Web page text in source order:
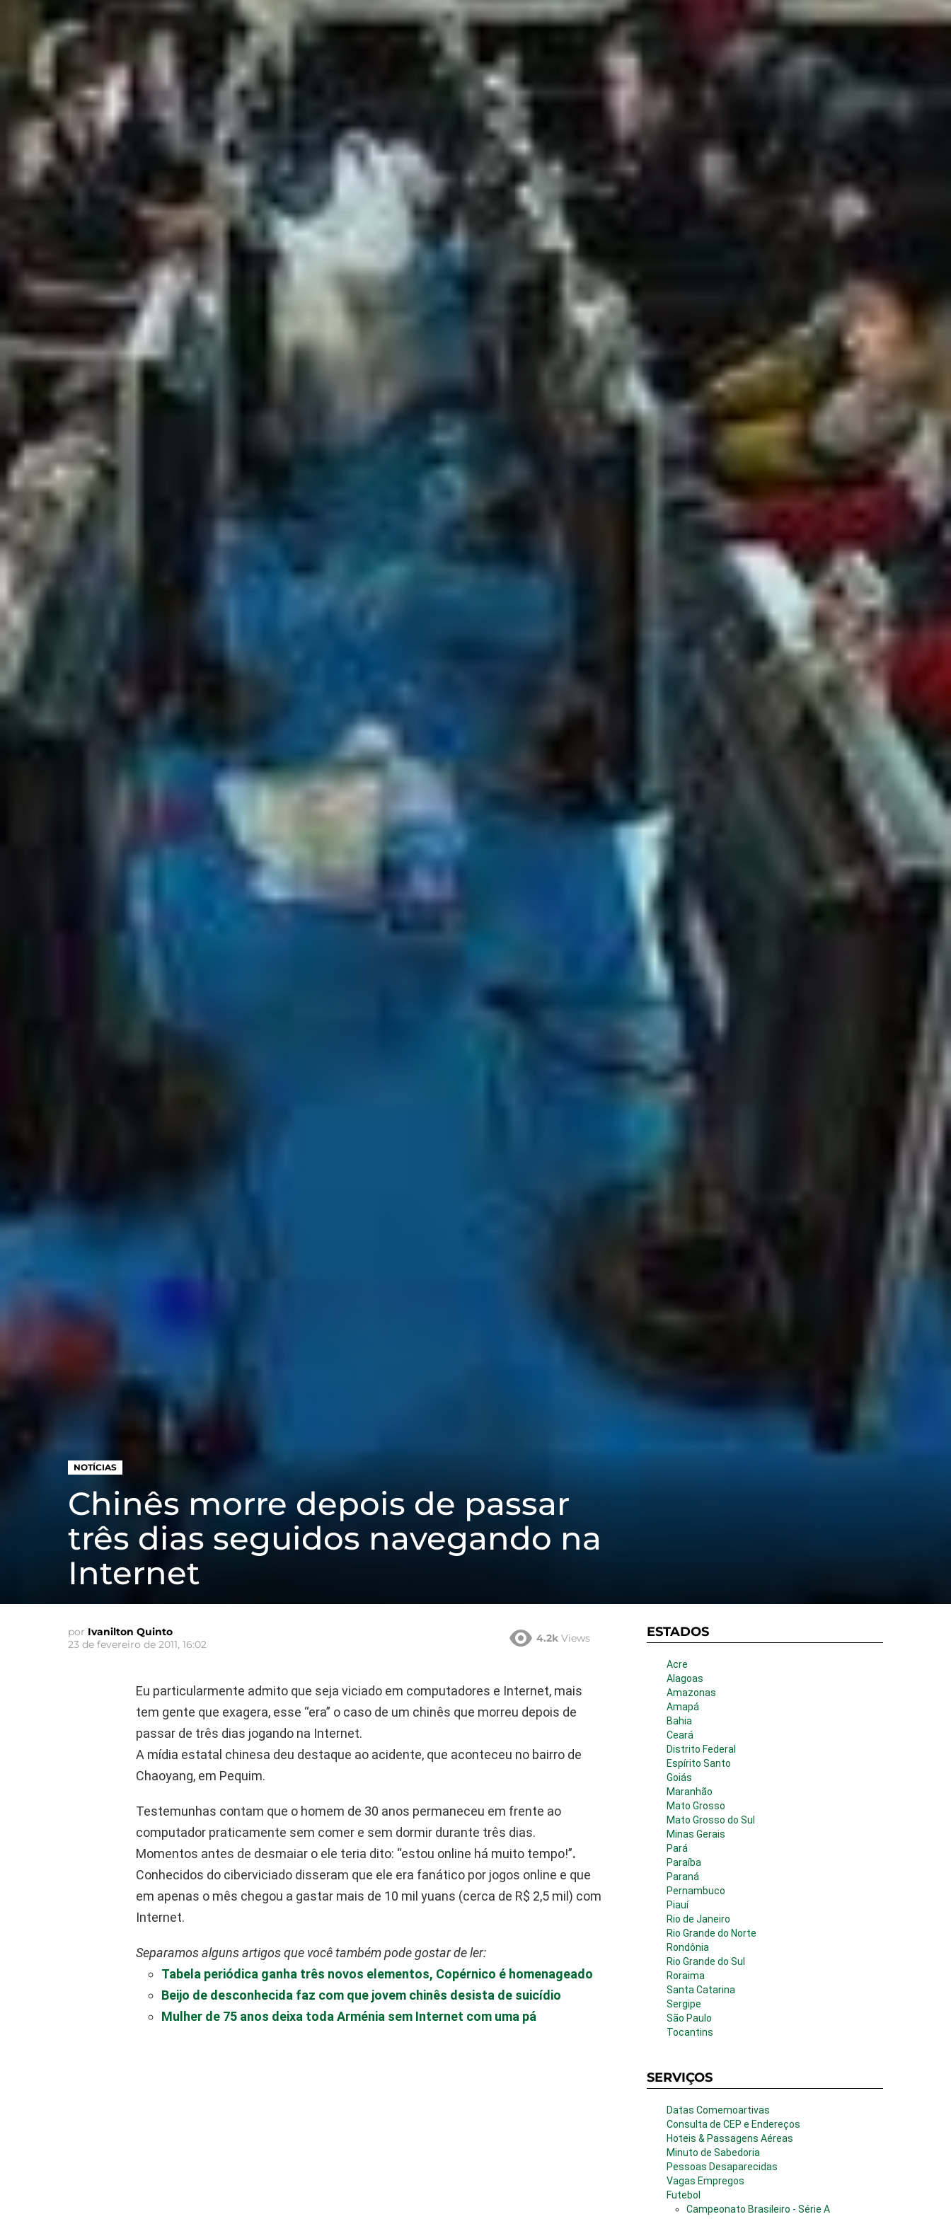
NOTÍCIAS
Chinês morre depois de passar
três dias seguidos navegando na
Internet
por Ivanilton Quinto
23 de fevereiro de 2011, 16:02
4.2k Views
Eu particularmente admito que seja viciado em computadores e Internet, mais
tem gente que exagera, esse “era” o caso de um chinês que morreu depois de
passar de três dias jogando na Internet.
A mídia estatal chinesa deu destaque ao acidente, que aconteceu no bairro de
Chaoyang, em Pequim.
Testemunhas contam que o homem de 30 anos permaneceu em frente ao
computador praticamente sem comer e sem dormir durante três dias.
Momentos antes de desmaiar o ele teria dito: “estou online há muito tempo!”.
Conhecidos do ciberviciado disseram que ele era fanático por jogos online e que
em apenas o mês chegou a gastar mais de 10 mil yuans (cerca de R$ 2,5 mil) com
Internet.
Separamos alguns artigos que você também pode gostar de ler:
Tabela periódica ganha três novos elementos, Copérnico é homenageado
Beijo de desconhecida faz com que jovem chinês desista de suicídio
Mulher de 75 anos deixa toda Arménia sem Internet com uma pá
ESTADOS
Acre
Alagoas
Amazonas
Amapá
Bahia
Ceará
Distrito Federal
Espírito Santo
Goiás
Maranhão
Mato Grosso
Mato Grosso do Sul
Minas Gerais
Pará
Paraíba
Paraná
Pernambuco
Piauí
Rio de Janeiro
Rio Grande do Norte
Rondônia
Rio Grande do Sul
Roraima
Santa Catarina
Sergipe
São Paulo
Tocantins
SERVIÇOS
Datas Comemoartivas
Consulta de CEP e Endereços
Hoteis & Passagens Aéreas
Minuto de Sabedoria
Pessoas Desaparecidas
Vagas Empregos
Futebol
Campeonato Brasileiro - Série A